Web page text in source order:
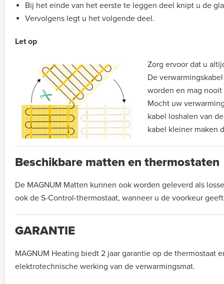
Bij het einde van het eerste te leggen deel knipt u de
Vervolgens legt u het volgende deel.
Let op
Zorg ervoor dat u
De
worden en mag
Mocht uw
kabel loshalen van
kabel kleiner maken
Beschikbare matten en thermostaten
De MAGNUM Matten kunnen ook worden geleverd als
ook de S-Control-thermostaat, wanneer u de voorkeur
GARANTIE
MAGNUM Heating biedt 2 jaar garantie op de thermostaat
elektrotechnische werking van de verwarmingsmat.